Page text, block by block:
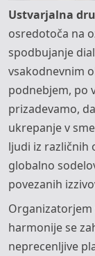
Ustvarjalna
osredotoča na
spodbujanje
vsakodnevnim
podnebjem, po
prizadevamo,
ukrepanje v
ljudi iz različnih
globalno
povezanih
Organizatorjem
harmonije se
neprecenljive